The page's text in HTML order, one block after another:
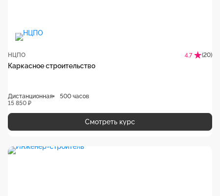
НЦПО 4.7 (20)
Каркасное строительство
Дистанционная
500 часов
15 850 ₽
Смотреть курс